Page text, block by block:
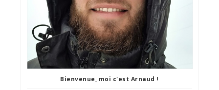
Bienvenue, moi c'est Arnaud !